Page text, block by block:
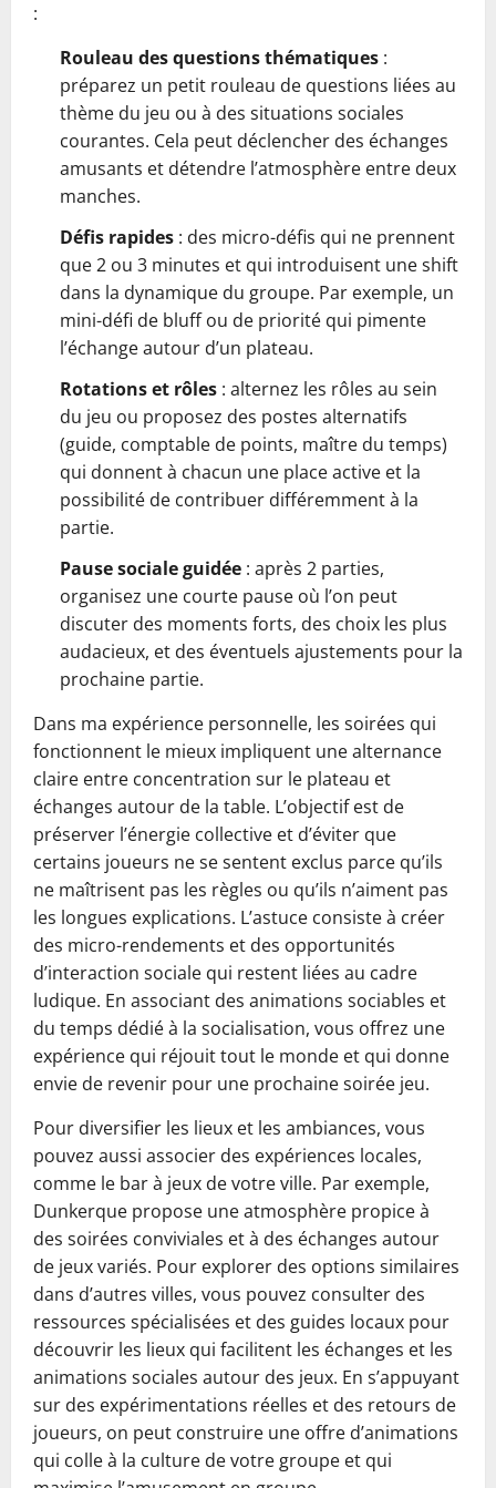
:
Rouleau des questions thématiques :
préparez un petit rouleau de questions liées au
thème du jeu ou à des situations sociales
courantes. Cela peut déclencher des échanges
amusants et détendre l’atmosphère entre deux
manches.
Défis rapides : des micro-défis qui ne prennent
que 2 ou 3 minutes et qui introduisent une shift
dans la dynamique du groupe. Par exemple, un
mini-défi de bluff ou de priorité qui pimente
l’échange autour d’un plateau.
Rotations et rôles : alternez les rôles au sein
du jeu ou proposez des postes alternatifs
(guide, comptable de points, maître du temps)
qui donnent à chacun une place active et la
possibilité de contribuer différemment à la
partie.
Pause sociale guidée : après 2 parties,
organisez une courte pause où l’on peut
discuter des moments forts, des choix les plus
audacieux, et des éventuels ajustements pour la
prochaine partie.
Dans ma expérience personnelle, les soirées qui
fonctionnent le mieux impliquent une alternance
claire entre concentration sur le plateau et
échanges autour de la table. L’objectif est de
préserver l’énergie collective et d’éviter que
certains joueurs ne se sentent exclus parce qu’ils
ne maîtrisent pas les règles ou qu’ils n’aiment pas
les longues explications. L’astuce consiste à créer
des micro-rendements et des opportunités
d’interaction sociale qui restent liées au cadre
ludique. En associant des animations sociables et
du temps dédié à la socialisation, vous offrez une
expérience qui réjouit tout le monde et qui donne
envie de revenir pour une prochaine soirée jeu.
Pour diversifier les lieux et les ambiances, vous
pouvez aussi associer des expériences locales,
comme le bar à jeux de votre ville. Par exemple,
Dunkerque propose une atmosphère propice à
des soirées conviviales et à des échanges autour
de jeux variés. Pour explorer des options similaires
dans d’autres villes, vous pouvez consulter des
ressources spécialisées et des guides locaux pour
découvrir les lieux qui facilitent les échanges et les
animations sociales autour des jeux. En s’appuyant
sur des expérimentations réelles et des retours de
joueurs, on peut construire une offre d’animations
qui colle à la culture de votre groupe et qui